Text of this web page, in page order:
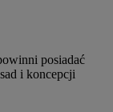
posiadać
i koncepcji